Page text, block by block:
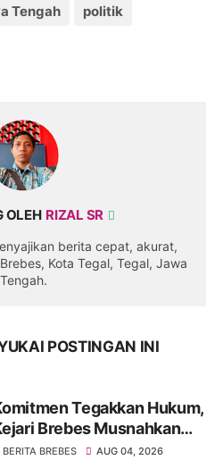
Tengah politik
OLEH RIZAL SR
berita cepat, akurat,
Kota Tegal, Tegal, Jawa
Tengah.
POSTINGAN INI
Tegakkan Hukum,
Brebes Musnahkan
Bukti dari 30 Perkara
BERITA BREBES AUG 04, 2026